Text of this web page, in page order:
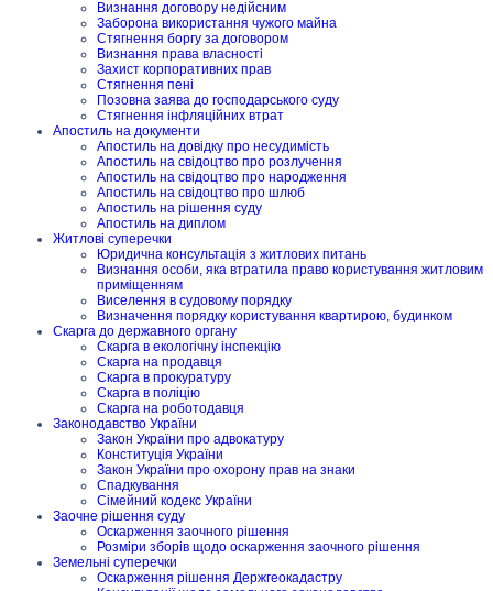
Визнання договору недійсним
Заборона використання чужого майна
Стягнення боргу за договором
Визнання права власності
Захист корпоративних прав
Стягнення пені
Позовна заява до господарського суду
Стягнення інфляційних втрат
Апостиль на документи
Апостиль на довідку про несудимість
Апостиль на свідоцтво про розлучення
Апостиль на свідоцтво про народження
Апостиль на свідоцтво про шлюб
Апостиль на рішення суду
Апостиль на диплом
Житлові суперечки
Юридична консультація з житлових питань
Визнання особи, яка втратила право користування житловим
приміщенням
Виселення в судовому порядку
Визначення порядку користування квартирою, будинком
Скарга до державного органу
Скарга в екологічну інспекцію
Скарга на продавця
Скарга в прокуратуру
Скарга в поліцію
Скарга на роботодавця
Законодавство України
Закон України про адвокатуру
Конституція України
Закон України про охорону прав на знаки
Спадкування
Сімейний кодекс України
Заочне рішення суду
Оскарження заочного рішення
Розміри зборів щодо оскарження заочного рішення
Земельні суперечки
Оскарження рішення Держгеокадастру